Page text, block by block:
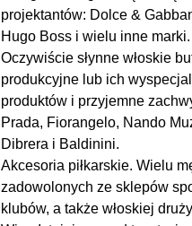
projektantów: Dolce &
Hugo Boss i wielu inne marki.
Oczywiście słynne włoskie
produkcyjne lub ich
produktów i przyjemne
Prada, Fiorangelo, Nando
Dibrera i Baldinini.
Akcesoria piłkarskie. Wielu
zadowolonych ze sklepów
klubów, a także włoskiej